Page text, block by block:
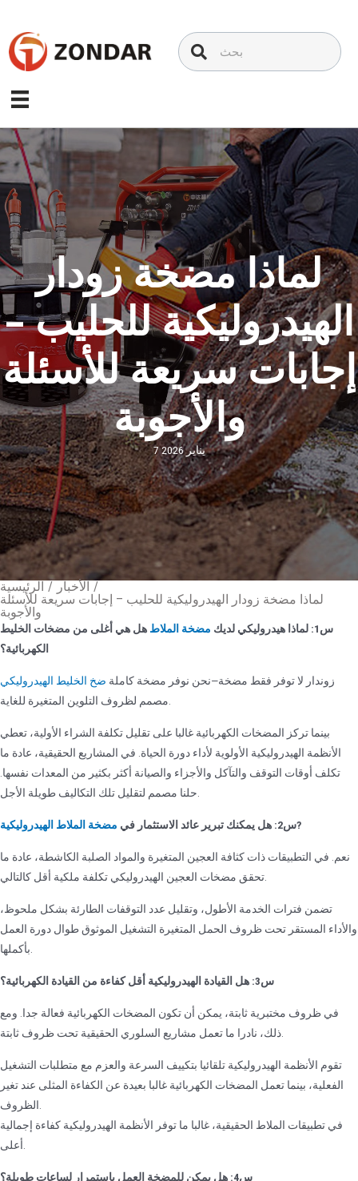
المحتوى
لماذا مضخة زودار
الهيدروليكية للحليب –
إجابات سريعة للأسئلة
والأجوبة
7 يناير 2026
الرئيسية / الأخبار /
لماذا مضخة زودار الهيدروليكية للحليب – إجابات سريعة للأسئلة
والأجوبة
س1: لماذا هيدروليكي لديك مضخة الملاط هل هي أغلى من مضخات الخليط
الكهربائية؟
زوندار لا توفر فقط مضخة—نحن نوفر مضخة كاملة ضخ الخليط الهيدروليكي
مصمم لظروف التلوين المتغيرة للغاية.
بينما تركز المضخات الكهربائية غالبا على تقليل تكلفة الشراء الأولية، تعطي
الأنظمة الهيدروليكية الأولوية لأداء دورة الحياة. في المشاريع الحقيقية، عادة ما
تكلف أوقات التوقف والتآكل والأجزاء والصيانة أكثر بكثير من المعدات نفسها.
حلنا مصمم لتقليل تلك التكاليف طويلة الأجل.
س2: هل يمكنك تبرير عائد الاستثمار في مضخة الملاط الهيدروليكية ?
نعم. في التطبيقات ذات كثافة العجين المتغيرة والمواد الصلبة الكاشطة، عادة ما
تحقق مضخات العجين الهيدروليكي تكلفة ملكية أقل كالتالي.
تضمن فترات الخدمة الأطول، وتقليل عدد التوقفات الطارئة بشكل ملحوظ،
والأداء المستقر تحت ظروف الحمل المتغيرة التشغيل الموثوق طوال دورة العمل
بأكملها.
س3: هل القيادة الهيدروليكية أقل كفاءة من القيادة الكهربائية؟
في ظروف مختبرية ثابتة، يمكن أن تكون المضخات الكهربائية فعالة جدا. ومع
ذلك، نادرا ما تعمل مشاريع السلوري الحقيقية تحت ظروف ثابتة.
تقوم الأنظمة الهيدروليكية تلقائيا بتكييف السرعة والعزم مع متطلبات التشغيل
الفعلية، بينما تعمل المضخات الكهربائية غالبا بعيدة عن الكفاءة المثلى عند تغير
الظروف.
في تطبيقات الملاط الحقيقية، غالبا ما توفر الأنظمة الهيدروليكية كفاءة إجمالية
أعلى.
س4: هل يمكن للمضخة العمل باستمرار لساعات طويلة؟